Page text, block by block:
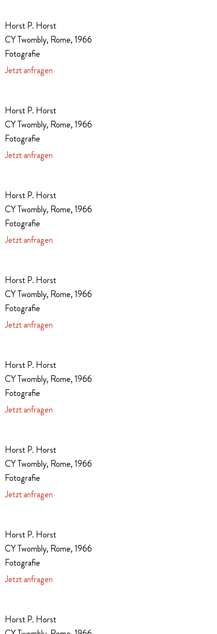
Horst P. Horst
CY Twombly, Rome, 1966
Fotografie
Jetzt anfragen
Horst P. Horst
CY Twombly, Rome, 1966
Fotografie
Jetzt anfragen
Horst P. Horst
CY Twombly, Rome, 1966
Fotografie
Jetzt anfragen
Horst P. Horst
CY Twombly, Rome, 1966
Fotografie
Jetzt anfragen
Horst P. Horst
CY Twombly, Rome, 1966
Fotografie
Jetzt anfragen
Horst P. Horst
CY Twombly, Rome, 1966
Fotografie
Jetzt anfragen
Horst P. Horst
CY Twombly, Rome, 1966
Fotografie
Jetzt anfragen
Horst P. Horst